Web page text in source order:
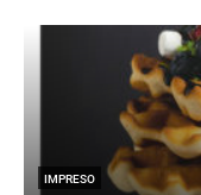
IMPRESO